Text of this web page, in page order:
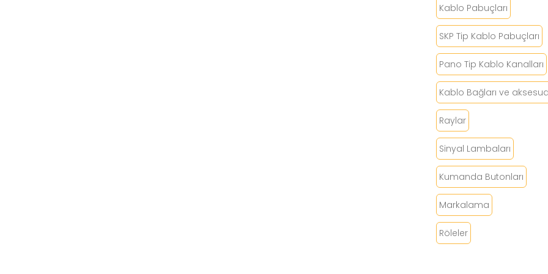
Kablo Pabuçları
SKP Tip Kablo Pabuçları
Pano Tip Kablo Kanalları
Kablo Bağları ve
Raylar
Sinyal Lambaları
Kumanda Butonları
Markalama
Röleler